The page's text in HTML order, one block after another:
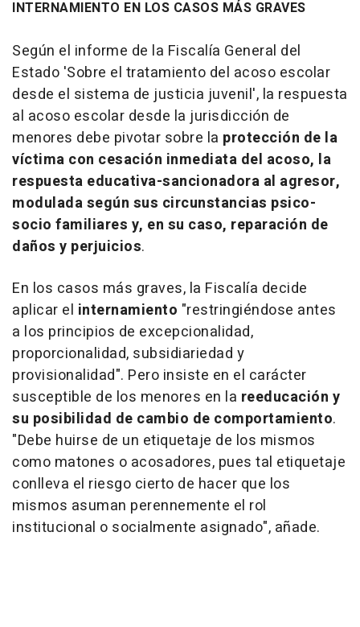
INTERNAMIENTO EN LOS CASOS MÁS GRAVES
Según el informe de la Fiscalía General del
Estado 'Sobre el tratamiento del acoso escolar
desde el sistema de justicia juvenil', la respuesta
al acoso escolar desde la jurisdicción de
menores debe pivotar sobre la protección de la
víctima con cesación inmediata del acoso, la
respuesta educativa-sancionadora al agresor,
modulada según sus circunstancias psico-
socio familiares y, en su caso, reparación de
daños y perjuicios.
En los casos más graves, la Fiscalía decide
aplicar el internamiento "restringiéndose antes
a los principios de excepcionalidad,
proporcionalidad, subsidiariedad y
provisionalidad". Pero insiste en el carácter
susceptible de los menores en la reeducación y
su posibilidad de cambio de comportamiento.
"Debe huirse de un etiquetaje de los mismos
como matones o acosadores, pues tal etiquetaje
conlleva el riesgo cierto de hacer que los
mismos asuman perennemente el rol
institucional o socialmente asignado", añade.